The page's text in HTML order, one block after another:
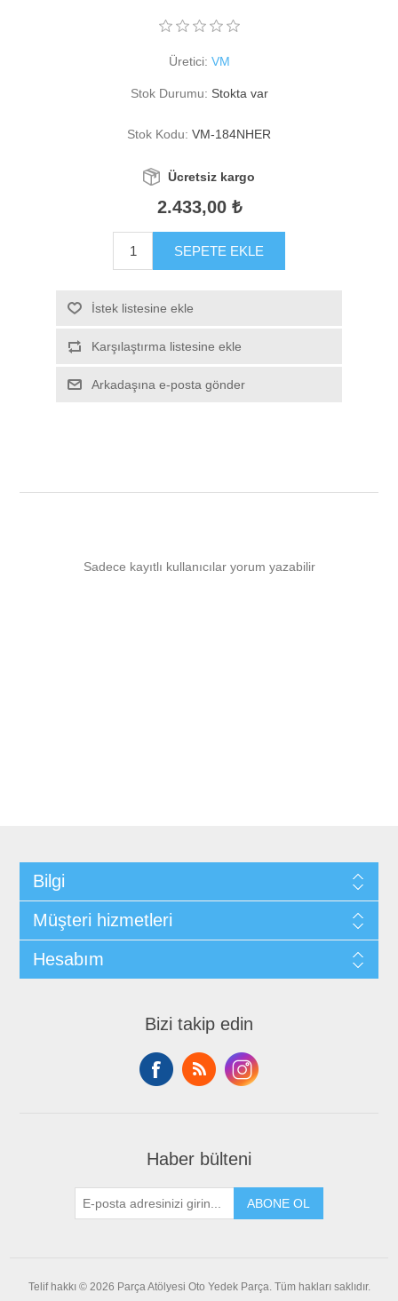
Üretici: VM
Stok Durumu: Stokta var
Stok Kodu: VM-184NHER
Ücretsiz kargo
2.433,00 ₺
SEPETE EKLE
İstek listesine ekle
Karşılaştırma listesine ekle
Arkadaşına e-posta gönder
Sadece kayıtlı kullanıcılar yorum yazabilir
Bilgi
Müşteri hizmetleri
Hesabım
Bizi takip edin
Haber bülteni
ABONE OL
Telif hakkı © 2026 Parça Atölyesi Oto Yedek Parça. Tüm hakları saklıdır.